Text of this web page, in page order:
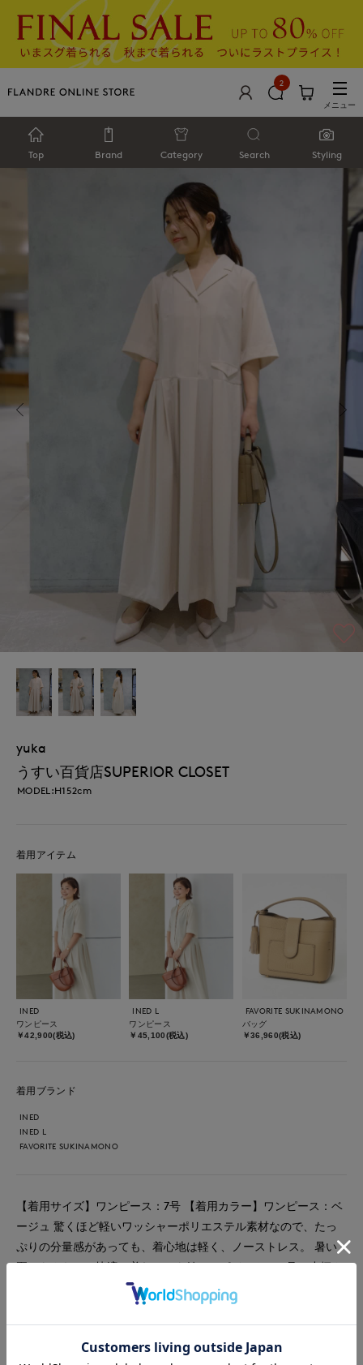
2
メニュー
Top Brand Category Search Styling
yuka
うすい百貨店SUPERIOR CLOSET
MODEL:H152cm
着用アイテム
INED
ワンピース
￥42,900(税込)
INED L
ワンピース
￥45,100(税込)
FAVORITE SUKINAMONO
バッグ
￥36,960(税込)
着用ブランド
INED
INED L
FAVORITE SUKINAMONO
【着用サイズ】ワンピース：7号 【着用カラー】ワンピース：ベ
ージュ 驚くほど軽いワッシャーポリエステル素材なので、たっ
ぷりの分量感があっても、着心地は軽く、ノーストレス。 暑い
夏でもさらっと快適に着れるのも嬉しいポイント！ 7号は小柄さ
んが着るとくるぶしが隠れるマキシ丈です。
#ワンピース #女子会 #デート #食事会
#イージーケア #大きいサイズ